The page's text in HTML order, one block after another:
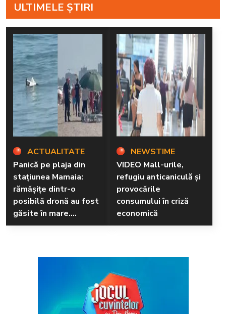
ULTIMELE ȘTIRI
ACTUALITATE
Panică pe plaja din
stațiunea Mamaia:
rămăşiţe dintr-o
posibilă dronă au fost
găsite în mare.
Pompierii au izolat
NEWSTIME
VIDEO Mall-urile,
refugiu anticaniculă și
provocările
consumului în criză
economică